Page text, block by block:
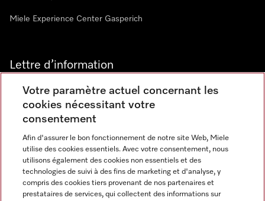
Miele Experience Center Gasperich
Lettre d’information
Langue
FRANCAIS
Votre paramètre actuel concernant les
cookies nécessitant votre
consentement
Afin d'assurer le bon fonctionnement de notre site Web, Miele
utilise des cookies essentiels. Avec votre consentement, nous
utilisons également des cookies non essentiels et des
technologies de suivi à des fins de marketing et d'analyse, y
compris des cookies tiers provenant de nos partenaires et
prestataires de services, qui collectent des informations sur